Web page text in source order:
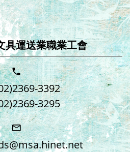
具運送業職業工會
3392
3295